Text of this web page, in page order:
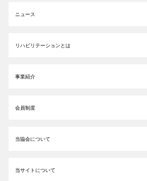
ニュース
リハビリテーションとは
事業紹介
会員制度
当協会について
当サイトについて